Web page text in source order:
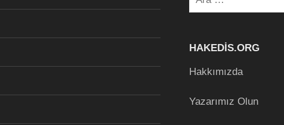
HAKEDIS.ORG
Hakkımızda
Yazarımız Olun